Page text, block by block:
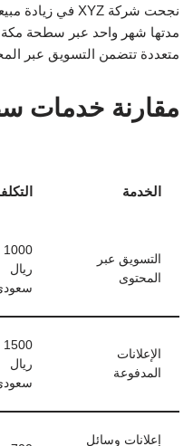
مدتها شهر واحد عبر سطحة مكة
متعددة تتضمن التسويق عبر
مقارنة خدمات
الخدمة
التسويق عبر
المحتوى
1000
ريال
الإعلانات
المدفوعة
1500
ريال
إعلانات وسائل